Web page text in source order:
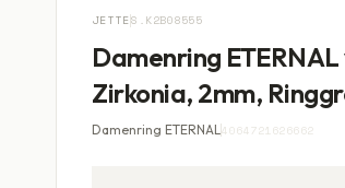
JETTES.K2B08555
Damenring
Zirkonia, 2mm,
Damenring ETERNAL4064721626662